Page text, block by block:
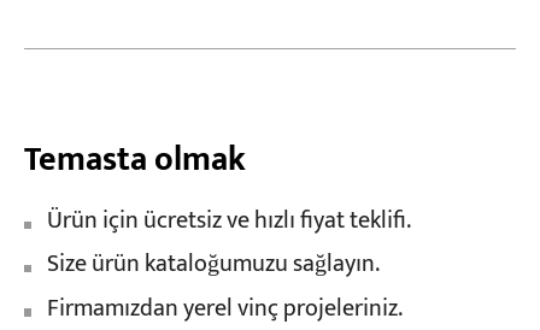
Temasta olmak
Ürün için ücretsiz ve hızlı fiyat teklifi.
Size ürün kataloğumuzu sağlayın.
Firmamızdan yerel vinç projeleriniz.